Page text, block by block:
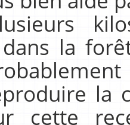
la
la
cette